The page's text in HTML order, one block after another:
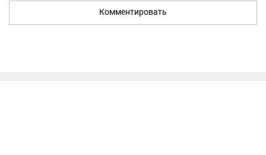
Комментировать